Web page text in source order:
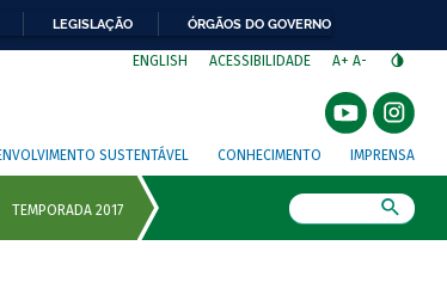
LEGISLAÇÃO ÓRGÃOS DO GOVERNO
ENGLISH ACESSIBILIDADE A+ A-
SUSTENTÁVEL CONHECIMENTO IMPRENSA